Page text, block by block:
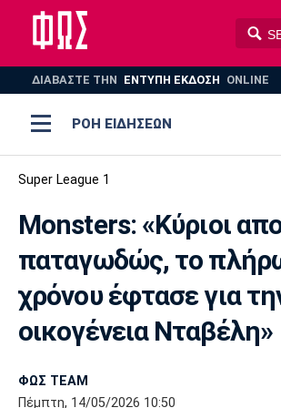
ΔΙΑΒΑΣΤΕ THN ΕΝΤΥΠΗ ΕΚΔΟΣΗ ONLINE
ΡΟΗ ΕΙΔΗΣΕΩΝ
ΠΟΔΟΣΦΑΙΡΟ
ΣΠΟΡ
AUTO-MOTO PLUS
Ποδόσφαιρο
Super League 1
Super League 2
Γ Εθνική
Μπάσκετ
Ελλάδα
Ολυμπιακοί Αγώνες
Ολυμπιακός ΑΕΚ
Super League 1
Monsters: «Κύριοι
παταγωδώς, το
χρόνου έφτασε για
οικογένεια Νταβέλη»
ΦΩΣ TEAM
Πέμπτη, 14/05/2026 10:50